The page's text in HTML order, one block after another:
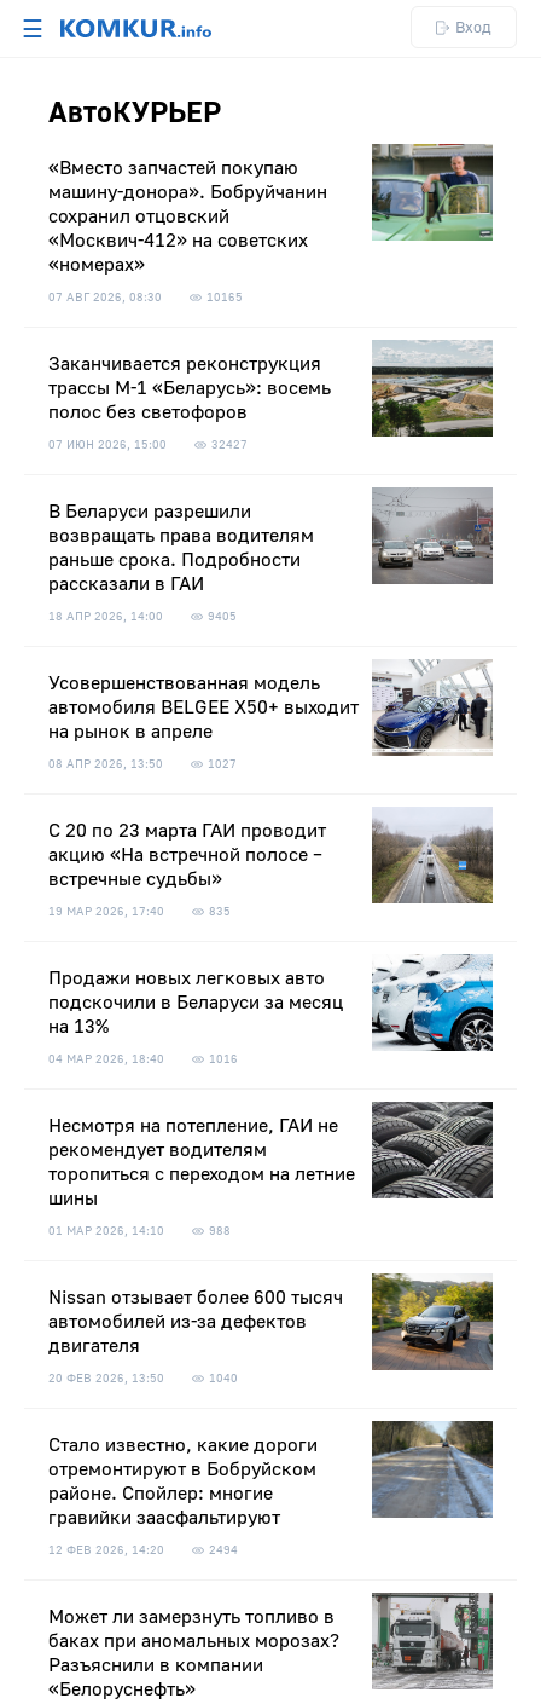
☰ Вход
АвтоКУРЬЕР
«Вместо запчастей покупаю
машину-донора». Бобруйчанин
сохранил отцовский
«Москвич-412» на советских
«номерах»
07 АВГ 2026, 08:30 10165
Заканчивается реконструкция
трассы М-1 «Беларусь»: восемь
полос без светофоров
07 ИЮН 2026, 15:00 32427
В Беларуси разрешили
возвращать права водителям
раньше срока. Подробности
рассказали в ГАИ
18 АПР 2026, 14:00 9405
Усовершенствованная модель
автомобиля BELGEE X50+ выходит
на рынок в апреле
08 АПР 2026, 13:50 1027
С 20 по 23 марта ГАИ проводит
акцию «На встречной полосе –
встречные судьбы»
19 МАР 2026, 17:40 835
Продажи новых легковых авто
подскочили в Беларуси за месяц
на 13%
04 МАР 2026, 18:40 1016
Несмотря на потепление, ГАИ не
рекомендует водителям
торопиться с переходом на летние
шины
01 МАР 2026, 14:10 988
Nissan отзывает более 600 тысяч
автомобилей из-за дефектов
двигателя
20 ФЕВ 2026, 13:50 1040
Стало известно, какие дороги
отремонтируют в Бобруйском
районе. Спойлер: многие
гравийки заасфальтируют
12 ФЕВ 2026, 14:20 2494
Может ли замерзнуть топливо в
баках при аномальных морозах?
Разъяснили в компании
«Белоруснефть»